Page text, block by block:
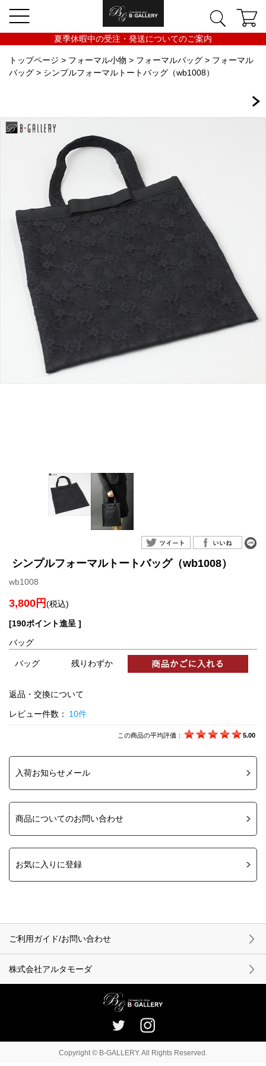
夏季休暇中の受注・発送についてのご案内
トップページ > フォーマル小物 > フォーマルバッグ > フォーマル
バッグ > シンプルフォーマルトートバッグ（wb1008）
シンプルフォーマルトートバッグ（wb1008）
wb1008
3,800円(税込)
[190ポイント進呈 ]
バッグ
バッグ 残りわずか
返品・交換について
レビュー件数： 10件
この商品の平均評価： 5.00
入荷お知らせメール
商品についてのお問い合わせ
お気に入りに登録
ご利用ガイド/お問い合わせ
株式会社アルタモーダ
Copyright © B-GALLERY. All Rights Reserved.